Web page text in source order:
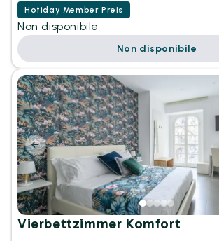
Hotiday Member Preis
Non disponibile
Non disponibile
Vierbettzimmer Komfort